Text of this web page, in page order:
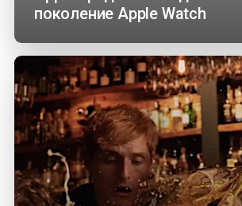
поколение Apple Watch